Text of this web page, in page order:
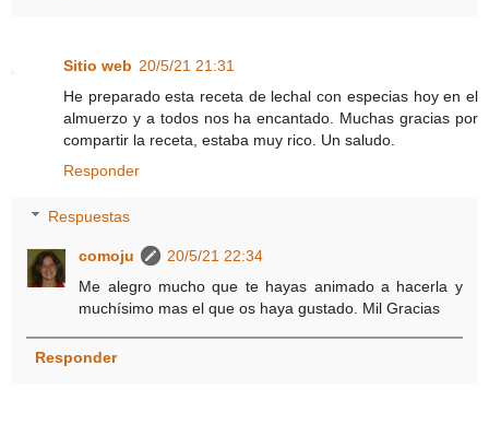
Sitio web 20/5/21 21:31
He preparado esta receta de lechal con especias hoy en el
almuerzo y a todos nos ha encantado. Muchas gracias por
compartir la receta, estaba muy rico. Un saludo.
Responder
Respuestas
comoju
20/5/21 22:34
Me alegro mucho que te hayas animado a hacerla y
muchísimo mas el que os haya gustado. Mil Gracias
Responder